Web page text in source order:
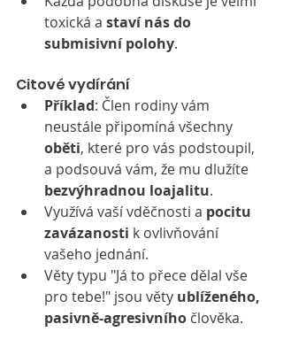
toxická a staví nás do
submisivní polohy.
Citové vydírání
Příklad: Člen rodiny vám
neustále připomíná všechny
oběti, které pro vás podstoupil,
a podsouvá vám, že mu dlužíte
bezvýhradnou loajalitu.
Využívá vaší vděčnosti a pocitu
zavázanosti k ovlivňování
vašeho jednání.
Věty typu "Já to přece dělal vše
pro tebe!" jsou věty ublíženého,
pasivně-agresivního člověka.